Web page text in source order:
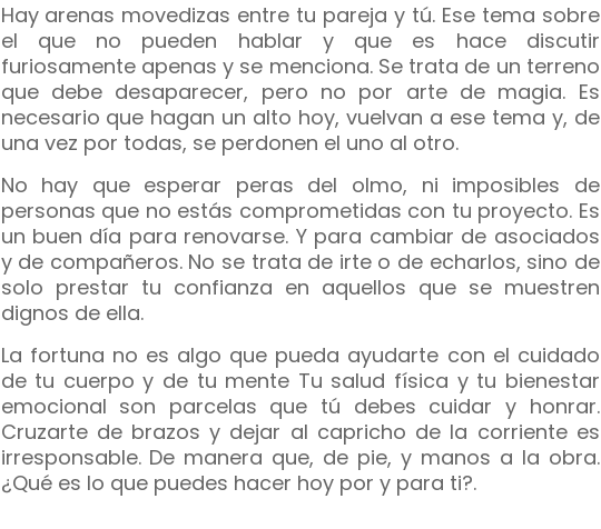
Hay arenas movedizas entre tu pareja y tú. Ese tema sobre
el que no pueden hablar y que es hace discutir
furiosamente apenas y se menciona. Se trata de un terreno
que debe desaparecer, pero no por arte de magia. Es
necesario que hagan un alto hoy, vuelvan a ese tema y, de
una vez por todas, se perdonen el uno al otro.
No hay que esperar peras del olmo, ni imposibles de
personas que no estás comprometidas con tu proyecto. Es
un buen día para renovarse. Y para cambiar de asociados
y de compañeros. No se trata de irte o de echarlos, sino de
solo prestar tu confianza en aquellos que se muestren
dignos de ella.
La fortuna no es algo que pueda ayudarte con el cuidado
de tu cuerpo y de tu mente Tu salud física y tu bienestar
emocional son parcelas que tú debes cuidar y honrar.
Cruzarte de brazos y dejar al capricho de la corriente es
irresponsable. De manera que, de pie, y manos a la obra.
¿Qué es lo que puedes hacer hoy por y para ti?.